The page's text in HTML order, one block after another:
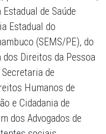
de Saúde
Estadual do
(SEMS/PE), do
dos Direitos da Pessoa
de
Humanos de
e Cidadania de
dos Advogados de